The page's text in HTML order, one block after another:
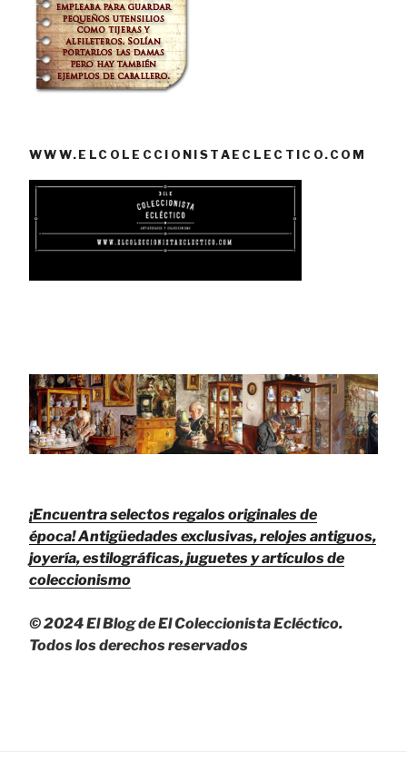
WWW.ELCOLECCIONISTAECLECTICO.COM
¡Encuentra selectos regalos originales de
época!Antigüedades exclusivas, relojes antiguos,
joyería, estilográficas, juguetes y artículos de
coleccionismo
© 2024 El Blog de El Coleccionista Ecléctico.
Todos los derechos reservados